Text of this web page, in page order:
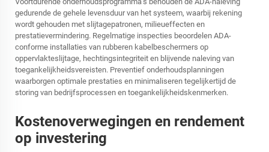
gedurende de gehele levensduur van het systeem, waarbij rekening
wordt gehouden met slijtagepatronen, milieueffecten en
prestatievermindering. Regelmatige inspecties beoordelen ADA-
conforme installaties van rubberen kabelbeschermers op
oppervlakteslijtage, hechtingsintegriteit en blijvende naleving van
toegankelijkheidsvereisten. Preventief onderhoudsplanningen
waarborgen optimale prestaties en minimaliseren tegelijkertijd de
storing van bedrijfsprocessen en toegankelijkheidskenmerken.
Kostenoverwegingen en rendement
op investering